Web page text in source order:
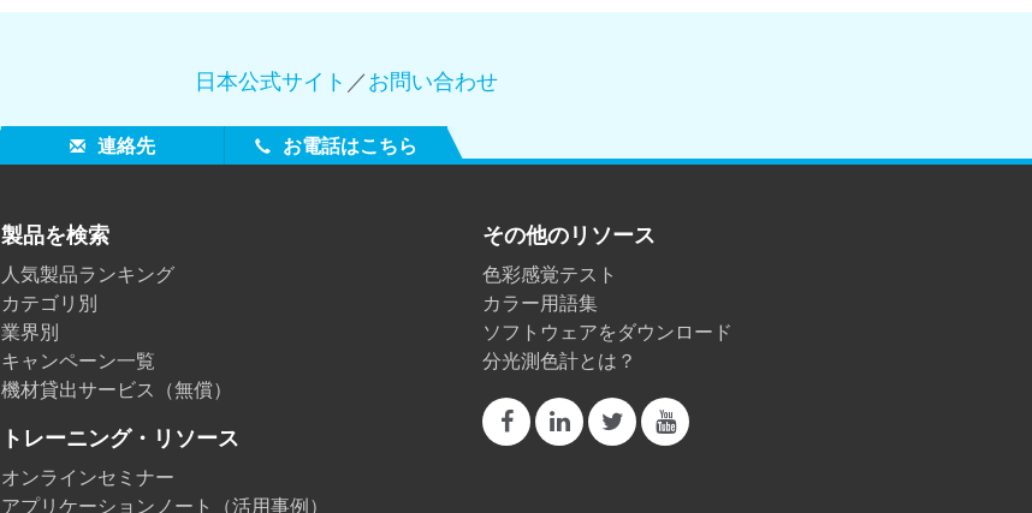
日本公式サイト ／お問い合わせ
連絡先 お電話はこちら
製品を検索
人気製品ランキング
カテゴリ別
業界別
キャンペーン一覧
機材貸出サービス（無償）
トレーニング・リソース
オンラインセミナー
アプリケーションノート（活用事例）
その他のリソース
色彩感覚テスト
カラー用語集
ソフトウェアをダウンロード
分光測色計とは？